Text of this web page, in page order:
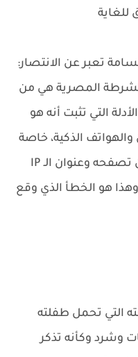
للغاية
تعبر عن الانتصار:
المصرية هي من
التي تثبت أنه هو
والهواتف الذكية، خاصة
أنه فعل ذلك دون أن يخفي مكان تصفحه وعنوان الـ IP
هو الخطأ الذي وقع
التي تحمل طفلته
وشرد وكأنه تذكر